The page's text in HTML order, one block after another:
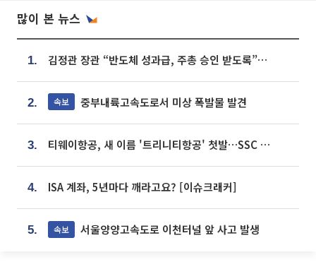
많이 본 뉴스
1. 김정관 장관 “반도체 성과급, 주총 승인 받도록”…상법·자본시장법 개정 시사
2. 속보 중부내륙고속도로서 미상 폭발물 발견
3. 티웨이항공, 새 이름 '트리니티항공' 첫발…SSC 전략 본격화
4. ISA 계좌, 5년마다 깨라고요? [이슈크래커]
5. 속보 서울양양고속도로 이천터널 앞 사고 발생